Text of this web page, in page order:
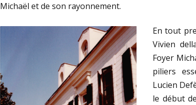
Michaël et de son rayonnement.
En tout
Vivien
Foyer
piliers
Lucien
le début